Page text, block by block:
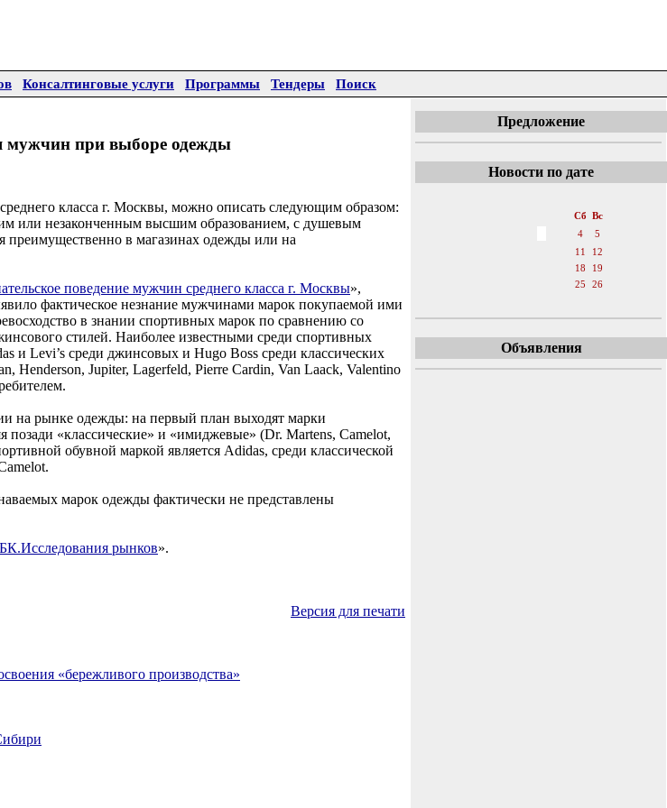
Консалтинговые услуги Программы Тендеры Поиск
мужчин при выборе одежды
класса г. Москвы, можно описать следующим образом:
или незаконченным высшим образованием, с душевым
преимущественно в магазинах одежды или на
поведение мужчин среднего класса г. Москвы»,
фактическое незнание мужчинами марок покупаемой ими
в знании спортивных марок по сравнению со
стилей. Наиболее известными среди спортивных
и Levi’s среди джинсовых и Hugo Boss среди классических
Henderson, Jupiter, Lagerfeld, Pierre Cardin, Van Laack, Valentino
на рынке одежды: на первый план выходят марки
позади «классические» и «имиджевые» (Dr. Martens, Camelot,
обувной маркой является Adidas, среди классической
марок одежды фактически не представлены
рынков».
Версия для печати
«бережливого производства»
Предложение
Новости по дате
Сб Вс
4
5
11
12
18
19
25
26
Объявления